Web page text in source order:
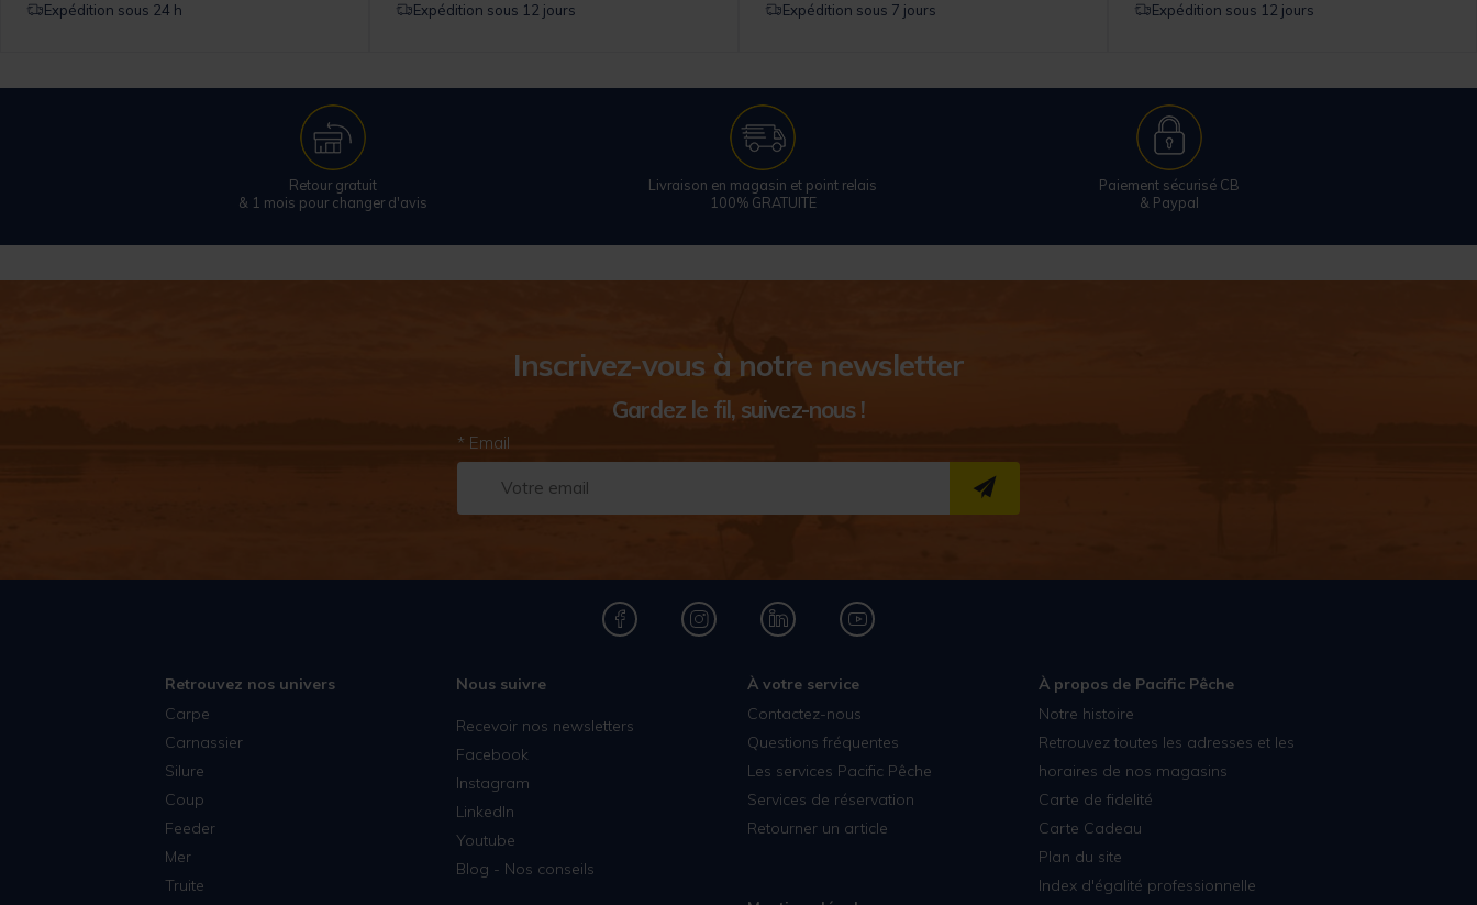
Expédition sous 24 h Expédition sous 12 jours Expédition sous 7 jours Expédition sous 12 jours
Retour gratuit
& 1 mois pour changer d'avis
Livraison en magasin et point relais
100% GRATUITE
Paiement sécurisé CB
& Paypal
Inscrivez-vous à notre newsletter
Gardez le fil, suivez-nous !
* Email
S''INSCRIRE
Retrouvez nos univers
Carpe
Carnassier
Silure
Coup
Feeder
Mer
Truite
Nous suivre
Recevoir nos newsletters
Facebook
Instagram
LinkedIn
Youtube
Blog - Nos conseils
À votre service
Contactez-nous
Questions fréquentes
Les services Pacific Pêche
Services de réservation
Retourner un article
À propos de Pacific Pêche
Notre histoire
Retrouvez toutes les adresses et les
horaires de nos magasins
Carte de fidelité
Carte Cadeau
Plan du site
Index d'égalité professionnelle